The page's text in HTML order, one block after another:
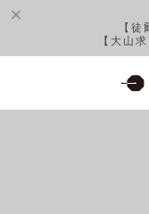
【
【大山